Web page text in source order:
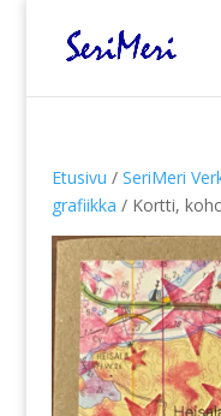
Etusivu / SeriMeri
grafiikka / Kortti,